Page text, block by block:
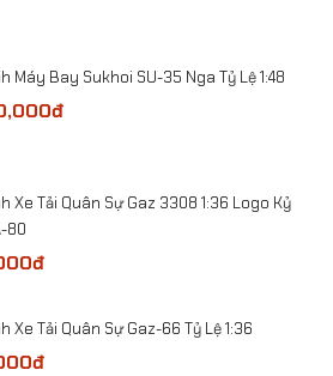
kích tàng hình J-50 tỷ lệ
1:72
Máy Bay Sukhoi SU-35 Nga Tỷ Lệ 1:48
Xe Tải Quân Sự Gaz 3308 1:36 Logo Kỷ
80
Xe Tải Quân Sự Gaz-66 Tỷ Lệ 1:36